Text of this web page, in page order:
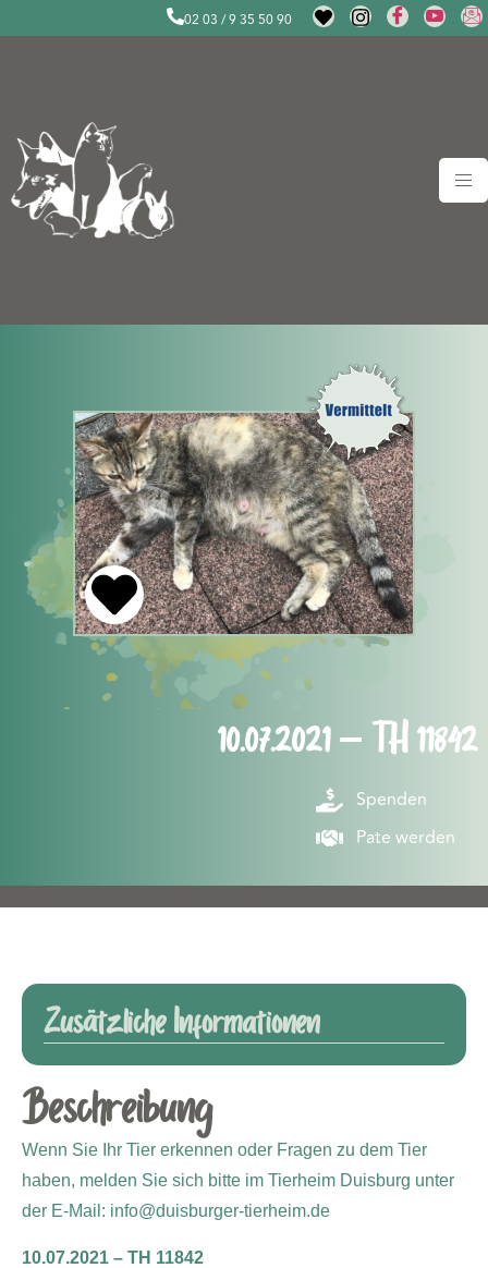
02 03 / 9 35 50 90
10.07.2021 – TH 11842
Spenden
Pate werden
Zusätzliche Informationen
Beschreibung
Wenn Sie Ihr Tier erkennen oder Fragen zu dem Tier
haben, melden Sie sich bitte im Tierheim Duisburg unter
der E-Mail: info@duisburger-tierheim.de
10.07.2021 – TH 11842